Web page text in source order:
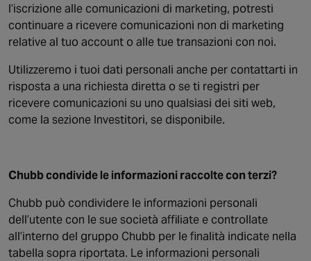
l’iscrizione alle comunicazioni di marketing, potresti
continuare a ricevere comunicazioni non di marketing
relative al tuo account o alle tue transazioni con noi.
Utilizzeremo i tuoi dati personali anche per contattarti in
risposta a una richiesta diretta o se ti registri per
ricevere comunicazioni su uno qualsiasi dei siti web,
come la sezione Investitori, se disponibile.
Chubb condivide le informazioni raccolte con terzi?
Chubb può condividere le informazioni personali
dell’utente con le sue società affiliate e controllate
all’interno del gruppo Chubb per le finalità indicate nella
tabella sopra riportata. Le informazioni personali